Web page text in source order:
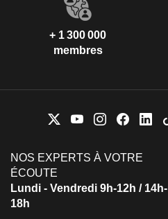
+ 1 300 000
membres
NOS EXPERTS À VOTRE
ÉCOUTE
Lundi - Vendredi 9h-12h / 14h-
18h